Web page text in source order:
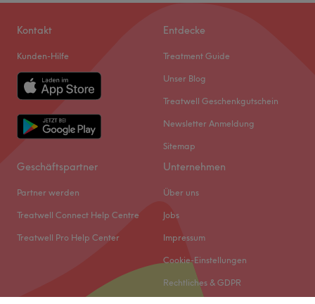
Kontakt
Kunden-Hilfe
Entdecke
Treatment Guide
Unser Blog
Treatwell Geschenkgutschein
Newsletter Anmeldung
Sitemap
Geschäftspartner
Partner werden
Treatwell Connect Help Centre
Treatwell Pro Help Center
Unternehmen
Über uns
Jobs
Impressum
Cookie-Einstellungen
Rechtliches & GDPR